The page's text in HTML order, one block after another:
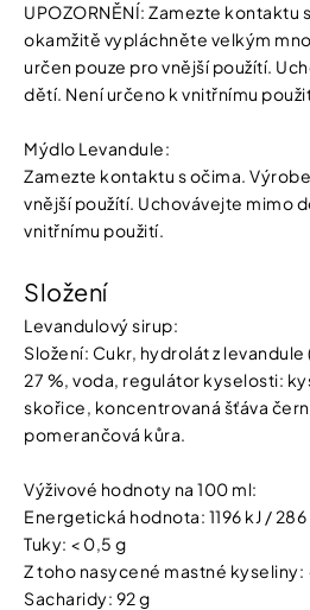
UPOZORNĚNÍ: Zamezte kontaktu
okamžitě vypláchněte velkým
určen pouze pro vnější použítí.
dětí. Není určeno k vnitřnímu
Mýdlo Levandule:
Zamezte kontaktu s očima.
vnější použítí. Uchovávejte mimo
vnitřnímu použití.
Složení
Levandulový sirup:
Složení: Cukr, hydrolát z
27 %, voda, regulátor kyselosti:
skořice, koncentrovaná šťáva
pomerančová kůra.
Výživové hodnoty na 100 ml:
Energetická hodnota: 1196 kJ /
Tuky: < 0,5 g
Z toho nasycené mastné kyseliny:
Sacharidy: 92 g